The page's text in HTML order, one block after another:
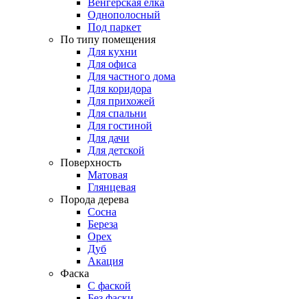
Венгерская ёлка
Однополосный
Под паркет
По типу помещения
Для кухни
Для офиса
Для частного дома
Для коридора
Для прихожей
Для спальни
Для гостиной
Для дачи
Для детской
Поверхность
Матовая
Глянцевая
Порода дерева
Сосна
Береза
Орех
Дуб
Акация
Фаска
С фаской